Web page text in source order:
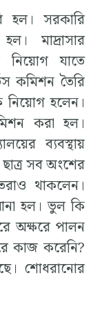
সরকারি
মাদ্রাসার
যাতে
কমিশন তৈরি
নিয়োগ হলেন।
করা হল।
ব্যবস্থায়
ছাত্র সব অংশের
থাকলেন।
হল। ভুল কি
অক্ষরে পালন
কাজ করেনি?
শোধরানোর